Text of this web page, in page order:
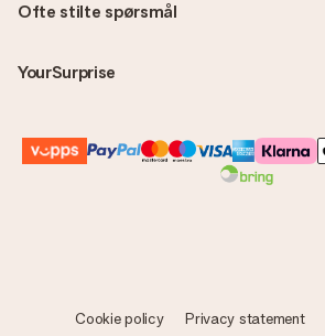
Ofte stilte spørsmål
YourSurprise
Cookie policy Privacy statement